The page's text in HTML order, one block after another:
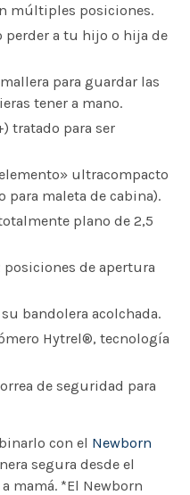
múltiples posiciones.
perder a tu hijo o hija de
para guardar las
tener a mano.
tratado para ser
ultracompacto
para maleta de cabina).
plano de 2,5
posiciones de apertura
bandolera acolchada.
Hytrel®, tecnología
de seguridad para
con el Newborn
segura desde el
mamá. *El Newborn